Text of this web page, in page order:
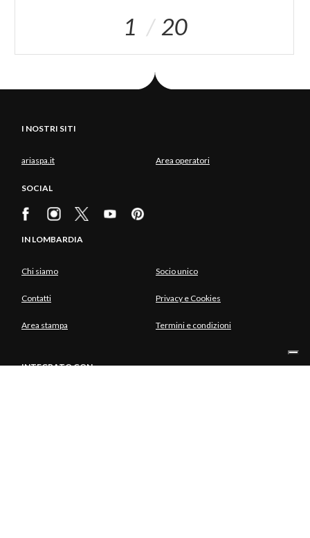
1 20
I NOSTRI SITI
ariaspa.it Area operatori
SOCIAL
IN LOMBARDIA
Chi siamo Socio unico
Contatti Privacy e Cookies
Area stampa Termini e condizioni
INTEGRATO CON